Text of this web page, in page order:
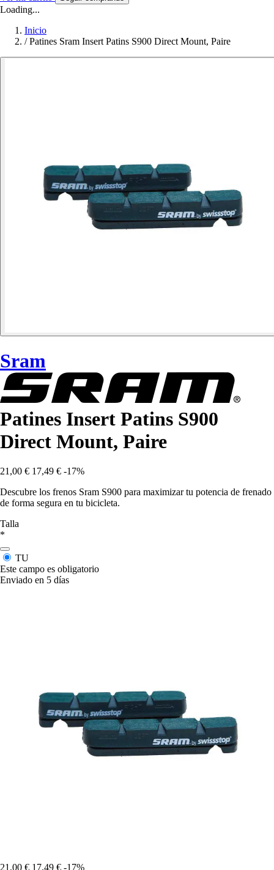
Loading...
Inicio
/ Patines Sram Insert Patins S900 Direct Mount, Paire
Sram
Patines Insert Patins S900
Direct Mount, Paire
21,00 € 17,49 € -17%
Descubre los frenos Sram S900 para maximizar tu potencia de frenado
de forma segura en tu bicicleta.
Talla
*
TU
Este campo es obligatorio
Enviado en 5 días
21,00 € 17,49 € -17%